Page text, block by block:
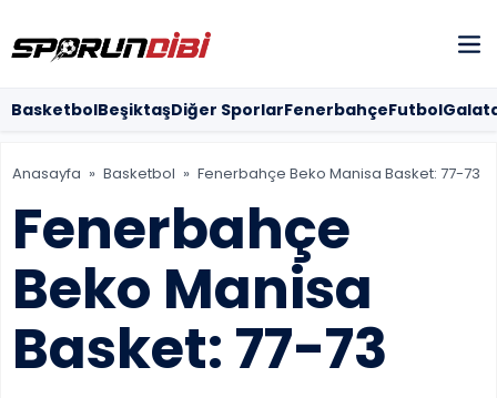
SOSYAL
BasketbolBeşiktaşDiğer SporlarFenerbahçeFutbol
Anasayfa » Basketbol » Fenerbahçe Beko Manisa Basket: 77-73
Fenerbahçe
Beko Manisa
Basket: 77-73